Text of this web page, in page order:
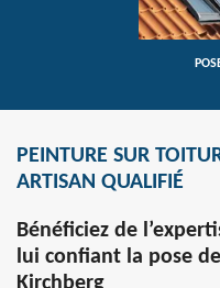
PEINTURE SUR
ARTISAN QUALIFIÉ
Bénéficiez de
lui confiant la pose
Kirchberg